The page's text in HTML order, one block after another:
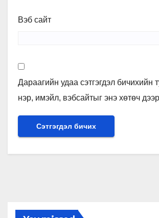
Вэб сайт
Дараагийн удаа сэтгэгдэл бичихийн
нэр, имэйл, вэбсайтыг энэ хөтөч